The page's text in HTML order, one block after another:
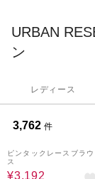
URBAN
ン
レディース
3,762 件
ピンタックレースブラウ
ス
¥3,192